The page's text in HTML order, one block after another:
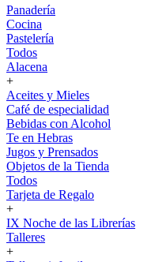
Panadería
Cocina
Pastelería
Todos
Alacena
+
Aceites y Mieles
Café de especialidad
Bebidas con Alcohol
Te en Hebras
Jugos y Prensados
Objetos de la Tienda
Todos
Tarjeta de Regalo
+
IX Noche de las Librerías
Talleres
+